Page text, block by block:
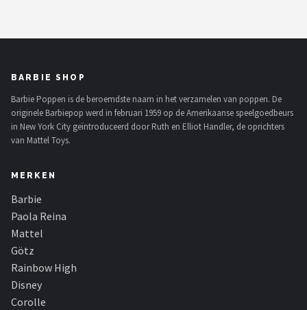
BARBIE SHOP
Barbie Poppen is de beroemdste naam in het verzamelen van poppen. De
originele Barbiepop werd in februari 1959 op de Amerikaanse speelgoedbeurs
in New York City geïntroduceerd door Ruth en Elliot Handler, de oprichters
van Mattel Toys.
MERKEN
Barbie
Paola Reina
Mattel
Götz
Rainbow High
Disney
Corolle